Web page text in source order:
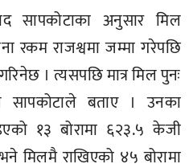
सापकोटाका अनुसार मिल
रकम राजश्वमा जम्मा गरेपछि
। त्यसपछि मात्र मिल पुनः
सापकोटाले बताए । उनका
१३ बोरामा ६२३.५ केजी
मिलमै राखिएको ४५ बोरामा